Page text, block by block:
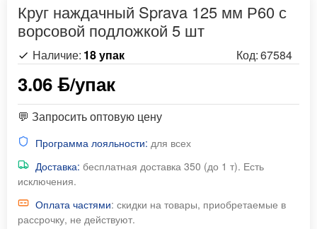
Круг наждачный Sprava 125 мм Р60 с
ворсовой подложкой 5 шт
3.06 ƃ/упак
Наличие: 18 упак Код:67584
💬 Запросить оптовую цену
Программа лояльности: для всех
Доставка: бесплатная доставка 350 (до 1 т). Есть
исключения.
Оплата частями: скидки на товары, приобретаемые в
рассрочку, не действуют.